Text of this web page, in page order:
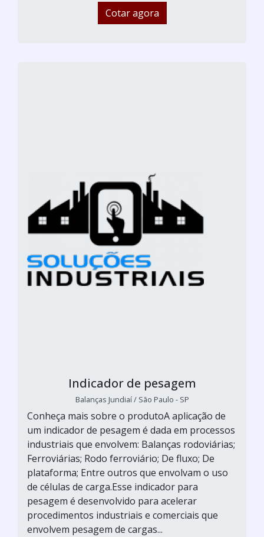
Cotar agora
Indicador de pesagem
Balanças Jundiaí / São Paulo - SP
Conheça mais sobre o produtoA aplicação de
um indicador de pesagem é dada em processos
industriais que envolvem: Balanças rodoviárias;
Ferroviárias; Rodo ferroviário; De fluxo; De
plataforma; Entre outros que envolvam o uso
de células de carga.Esse indicador para
pesagem é desenvolvido para acelerar
procedimentos industriais e comerciais que
envolvem pesagem de cargas...